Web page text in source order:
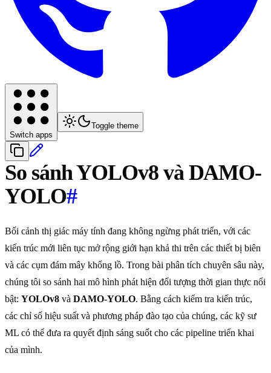
Switch apps
Toggle theme
So sánh YOLOv8 và DAMO-
YOLO#
Bối cảnh thị giác máy tính đang không ngừng phát triển, với các
kiến trúc mới liên tục mở rộng giới hạn khả thi trên các thiết bị biên
và các cụm đám mây khổng lồ. Trong bài phân tích chuyên sâu này,
chúng tôi so sánh hai mô hình phát hiện đối tượng thời gian thực nổi
bật: YOLOv8 và DAMO-YOLO. Bằng cách kiểm tra kiến trúc,
các chỉ số hiệu suất và phương pháp đào tạo của chúng, các kỹ sư
ML có thể đưa ra quyết định sáng suốt cho các pipeline triển khai
của mình.